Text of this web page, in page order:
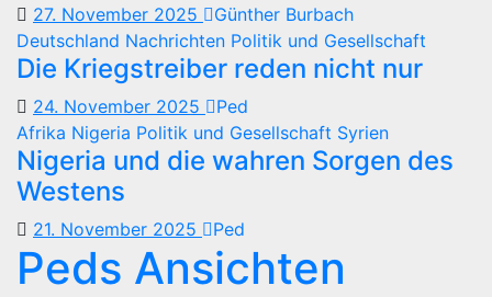
27. November 2025
Günther Burbach
Deutschland Nachrichten Politik und Gesellschaft
Die Kriegstreiber reden nicht nur
24. November 2025
Ped
Afrika Nigeria Politik und Gesellschaft Syrien
Nigeria und die wahren Sorgen des
Westens
21. November 2025 Ped
Peds Ansichten